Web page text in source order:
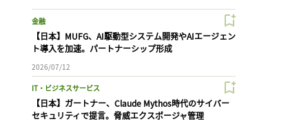
金融
【日本】MUFG、AI駆動型システム開発やAIエージェン
ト導入を加速。パートナーシップ形成
2026/07/12
IT・ビジネスサービス
【日本】ガートナー、Claude Mythos時代のサイバー
セキュリティで提言。脅威エクスポージャ管理